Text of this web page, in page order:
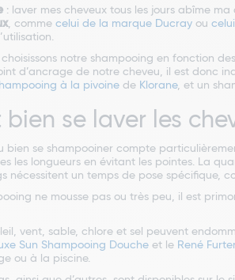
: laver mes cheveux tous les jours abîme
, comme celui de la marque Ducray ou
notre shampooing en fonction
d’ancrage de notre cheveu, il est donc
à la pivoine de Klorane, et un
se laver les
bien se shampooiner compte
les longueurs en évitant les pointes. La
nécessitent un temps de pose spécifique,
ne mousse pas ou très peu, il est
vent, sable, chlore et sel peuvent
Sun Shampooing Douche et le René
ou à la piscine.